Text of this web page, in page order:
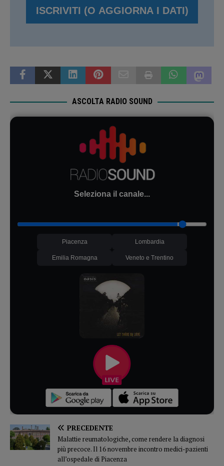
ASCOLTA RADIO SOUND
Seleziona il canale...
Piacenza Lombardia
Emilia Romagna Veneto e Trentino
PRECEDENTE
Malattie reumatologiche, come rendere la diagnosi
più precoce. Il 16 novembre incontro medici-pazienti
all’ospedale di Piacenza